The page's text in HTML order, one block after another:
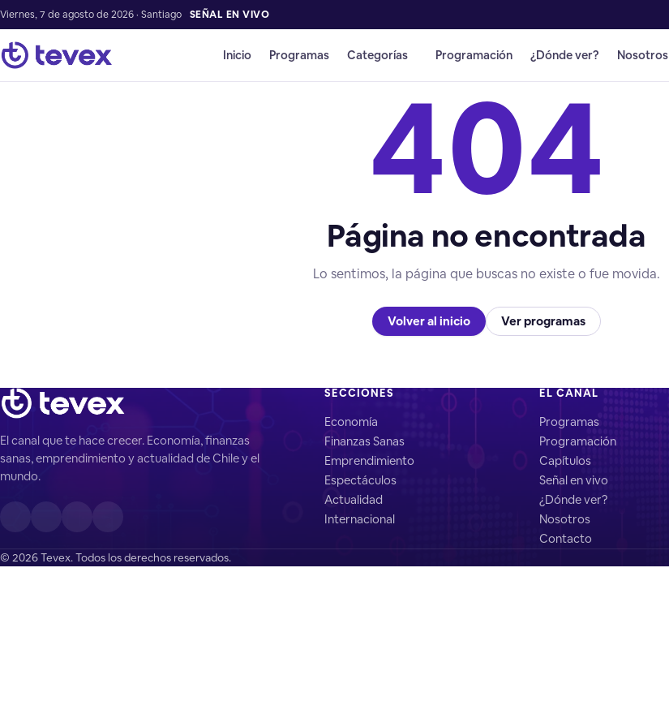
Viernes, 7 de agosto de 2026 · Santiago SEÑAL EN VIVO
Inicio Programas Categorías Programación ¿Dónde ver? Nosotros
404
Página no encontrada
Lo sentimos, la página que buscas no existe o fue movida.
Volver al inicio Ver programas
El canal que te hace crecer. Economía, finanzas
sanas, emprendimiento y actualidad de Chile y el
mundo.
SECCIONES
Economía
Finanzas Sanas
Emprendimiento
Espectáculos
Actualidad
Internacional
EL CANAL
Programas
Programación
Capítulos
Señal en vivo
¿Dónde ver?
Nosotros
Contacto
© 2026 Tevex. Todos los derechos reservados.